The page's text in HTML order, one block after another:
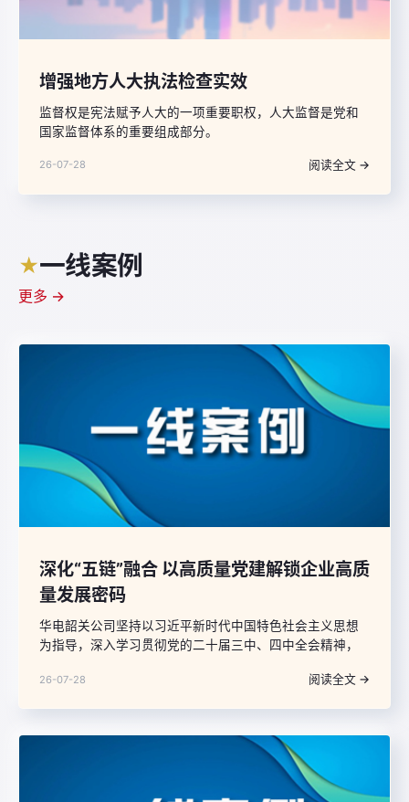
增强地方人大执法检查实效
监督权是宪法赋予人大的一项重要职权，人大监督是党和
国家监督体系的重要组成部分。
26-07-28 阅读全文 →
★一线案例
更多 →
深化“五链”融合 以高质量党建解锁企业高质
量发展密码
华电韶关公司坚持以习近平新时代中国特色社会主义思想
为指导，深入学习贯彻党的二十届三中、四中全会精神，
营融合不深、基层党组织战斗堡垒作用发挥不充分、干部
链、服务链、纪律链“五链”深度融合，把党建优势转化为发
展优势、组织活力转化为攻坚动力、党员先锋力转化为核
心竞争力，以高质量党建引领保障企业高质量发展行稳致
26-07-28 阅读全文 →